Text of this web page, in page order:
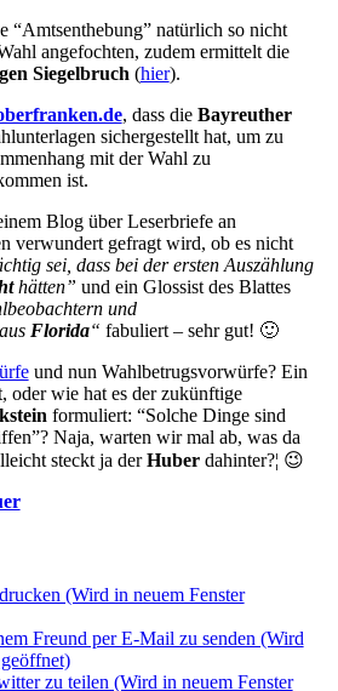
“Amtsenthebung” natürlich so nicht
angefochten, zudem ermittelt die
Siegelbruch (hier).
, dass die Bayreuther
sichergestellt hat, um zu
mit der Wahl zu
ist.
Blog über Leserbriefe an
verwundert gefragt wird, ob es nicht
sei, dass bei der ersten Auszählung
hätten” und ein Glossist des Blattes
und
Florida“ fabuliert – sehr gut! 🙂
und nun Wahlbetrugsvorwürfe? Ein
oder wie hat es der zukünftige
formuliert: “Solche Dinge sind
Naja, warten wir mal ab, was da
steckt ja derHuberdahinter?¦ 😉
(Wird in neuem Fenster
Freund per E-Mail zu senden (Wird
zu teilen (Wird in neuem Fenster